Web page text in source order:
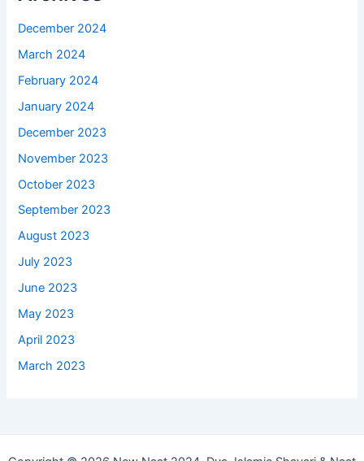
December 2024
March 2024
February 2024
January 2024
December 2023
November 2023
October 2023
September 2023
August 2023
July 2023
June 2023
May 2023
April 2023
March 2023